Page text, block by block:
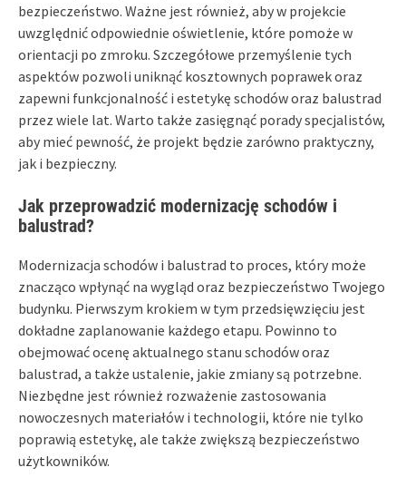
bezpieczeństwo. Ważne jest również, aby w projekcie
uwzględnić odpowiednie oświetlenie, które pomoże w
orientacji po zmroku. Szczegółowe przemyślenie tych
aspektów pozwoli uniknąć kosztownych poprawek oraz
zapewni funkcjonalność i estetykę schodów oraz balustrad
przez wiele lat. Warto także zasięgnąć porady specjalistów,
aby mieć pewność, że projekt będzie zarówno praktyczny,
jak i bezpieczny.
Jak przeprowadzić modernizację schodów i
balustrad?
Modernizacja schodów i balustrad to proces, który może
znacząco wpłynąć na wygląd oraz bezpieczeństwo Twojego
budynku. Pierwszym krokiem w tym przedsięwzięciu jest
dokładne zaplanowanie każdego etapu. Powinno to
obejmować ocenę aktualnego stanu schodów oraz
balustrad, a także ustalenie, jakie zmiany są potrzebne.
Niezbędne jest również rozważenie zastosowania
nowoczesnych materiałów i technologii, które nie tylko
poprawią estetykę, ale także zwiększą bezpieczeństwo
użytkowników.